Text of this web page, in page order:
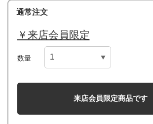
通常注文
￥来店会員限定
数量
来店会員限定商品です